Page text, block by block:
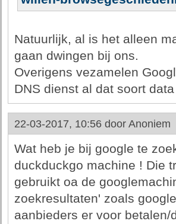
Natuurlijk, al is het alleen
gaan dwingen bij ons.
Overigens vezamelen
DNS dienst al dat soort
22-03-2017, 10:56 door Anoniem
Wat heb je bij google te
duckduckgo machine ! Die
gebruikt oa de
zoekresultaten' zoals
aanbieders er voor